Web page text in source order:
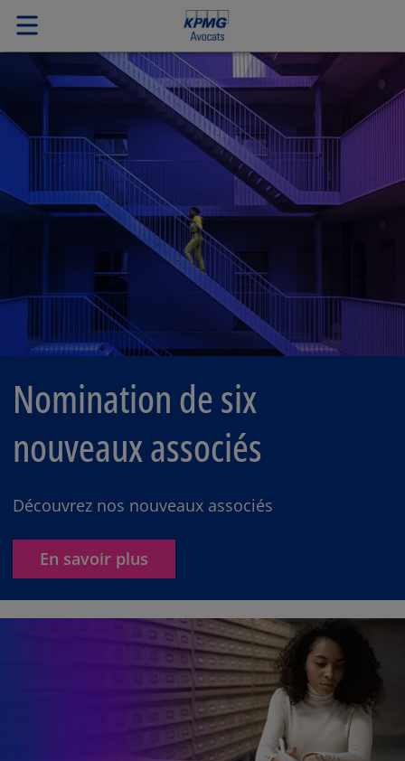
Nomination de six
nouveaux associés
Découvrez nos nouveaux associés
En savoir plus